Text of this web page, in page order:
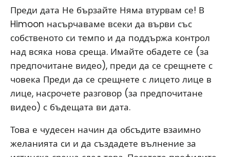
Преди дата Не бързайте Няма втурвам се! В
Himoon насърчаваме всеки да върви със
собственото си темпо и да поддържа контрол
над всяка нова среща. Имайте обадете се (за
предпочитане видео), преди да се срещнете с
човека Преди да се срещнете с лицето лице в
лице, насрочете разговор (за предпочитане
видео) с бъдещата ви дата.
Това е чудесен начин да обсъдите взаимно
желанията си и да създадете вълнение за